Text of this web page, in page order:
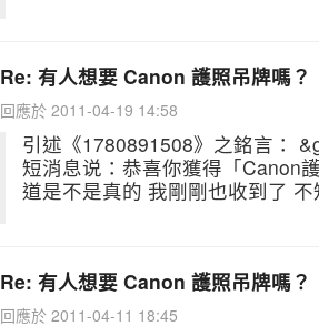
Re: 有人想要 Canon 護照吊牌嗎？
回應於 2011-04-19 14:58
引述《1780891508》之銘言：
短消息说：恭喜你獲得「Canon
道是不是真的 我剛剛也收到了
Re: 有人想要 Canon 護照吊牌嗎？
回應於 2011-04-11 18:45